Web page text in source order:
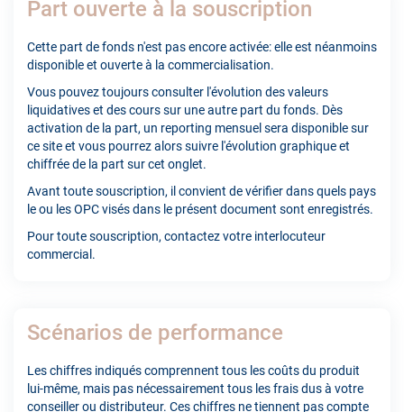
Part ouverte à la souscription
Cette part de fonds n'est pas encore activée: elle est néanmoins
disponible et ouverte à la commercialisation.
Vous pouvez toujours consulter l'évolution des valeurs
liquidatives et des cours sur une autre part du fonds. Dès
activation de la part, un reporting mensuel sera disponible sur
ce site et vous pourrez alors suivre l'évolution graphique et
chiffrée de la part sur cet onglet.
Avant toute souscription, il convient de vérifier dans quels pays
le ou les OPC visés dans le présent document sont enregistrés.
Pour toute souscription, contactez votre interlocuteur
commercial.
Scénarios de performance
Les chiffres indiqués comprennent tous les coûts du produit
lui-même, mais pas nécessairement tous les frais dus à votre
conseiller ou distributeur. Ces chiffres ne tiennent pas compte